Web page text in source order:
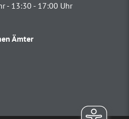
- 13:30 - 17:00 Uhr
Ämter